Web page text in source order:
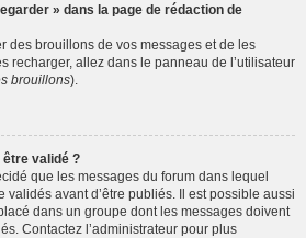
» dans la page de rédaction de
des brouillons de vos messages et de les
recharger, allez dans le panneau de l’utilisateur
brouillons).
validé ?
que les messages du forum dans lequel
validés avant d’être publiés. Il est possible aussi
dans un groupe dont les messages doivent
Contactez l’administrateur pour plus